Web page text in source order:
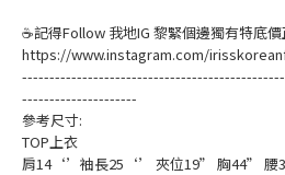
☕記得Follow 我地IG 黎緊個邊獨有特底
https://www.instagram.com/
---------------------
參考尺寸:
TOP上衣
肩14‘’袖長25‘’ 夾位19” 胸44” 腰